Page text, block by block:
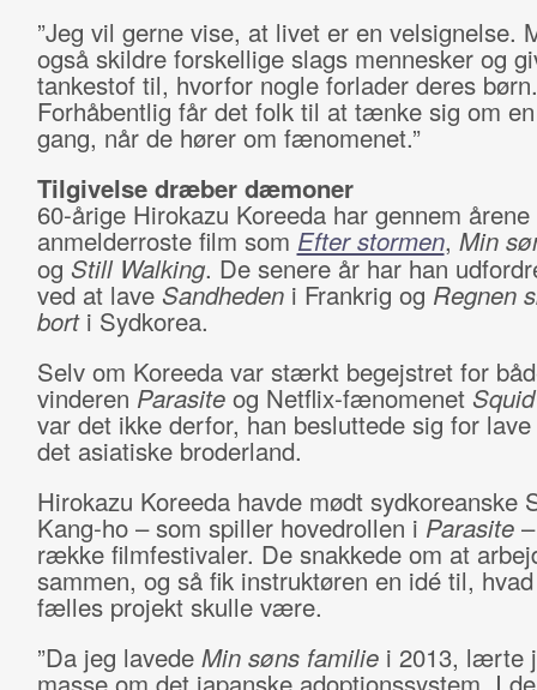
”Jeg vil gerne vise, at livet er en velsignelse.
også skildre forskellige slags mennesker og
tankestof til, hvorfor nogle forlader deres børn.
Forhåbentlig får det folk til at tænke sig om
gang, når de hører om fænomenet.”
Tilgivelse dræber dæmoner
60-årige Hirokazu Koreeda har gennem
anmelderroste film som Efter stormen, Min
og Still Walking. De senere år har han
ved at lave Sandhedeni Frankrig og Regnen
bort i Sydkorea.
Selv om Koreeda var stærkt begejstret for
vinderen Parasiteog Netflix-fænomenet
var det ikke derfor, han besluttede sig for
det asiatiske broderland.
Hirokazu Koreeda havde mødt sydkoreanske
Kang-ho – som spiller hovedrollen i Parasite–
række filmfestivaler. De snakkede om at
sammen, og så fik instruktøren en idé til,
fælles projekt skulle være.
”Da jeg lavede Min søns familiei 2013, lærte